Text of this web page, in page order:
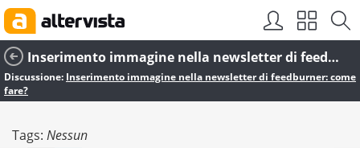
Inserimento immagine nella newsletter di feedburner: come fare?
Discussione: Inserimento immagine nella newsletter di feedburner: come
fare?
Tags: Nessun